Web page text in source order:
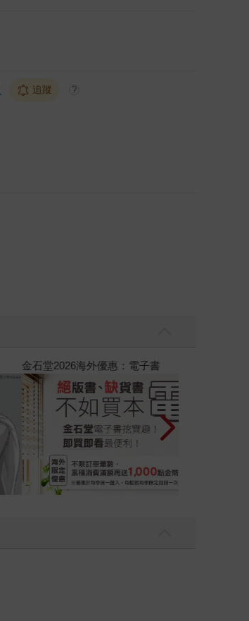
追蹤 ?